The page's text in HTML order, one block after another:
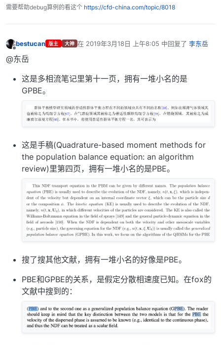
需要帮助debug算例的看这个 https://cfd-china.com/topic/8018
bestucan 版主 大神 在 2019年3月18日 上午8:05 中回复了李东岳
最后由 编辑
@东岳
这是多相流笔记里第十一页，拥有一堆小名的是
GPBE。
这是手稿(Quadrature-based moment methods for
the population balance equation: an algorithm
review)里第四页，拥有一堆小名的是PBE。
搜了搜其他文献，拥有一堆小名的好像是PBE。
PBE和GPBE的关系，是假定分散相速度已知。在fox的
文献中搜到的：